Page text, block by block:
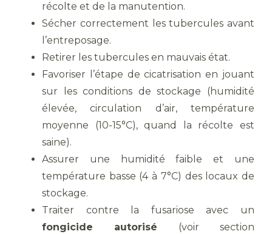
récolte et de la manutention.
Sécher correctement les tubercules avant
l’entreposage.
Retirer les tubercules en mauvais état.
Favoriser l’étape de cicatrisation en jouant
sur les conditions de stockage (humidité
élevée, circulation d’air, température
moyenne (10-15°C), quand la récolte est
saine).
Assurer une humidité faible et une
température basse (4 à 7°C) des locaux de
stockage.
Traiter contre la fusariose avec un
fongicide autorisé (voir section